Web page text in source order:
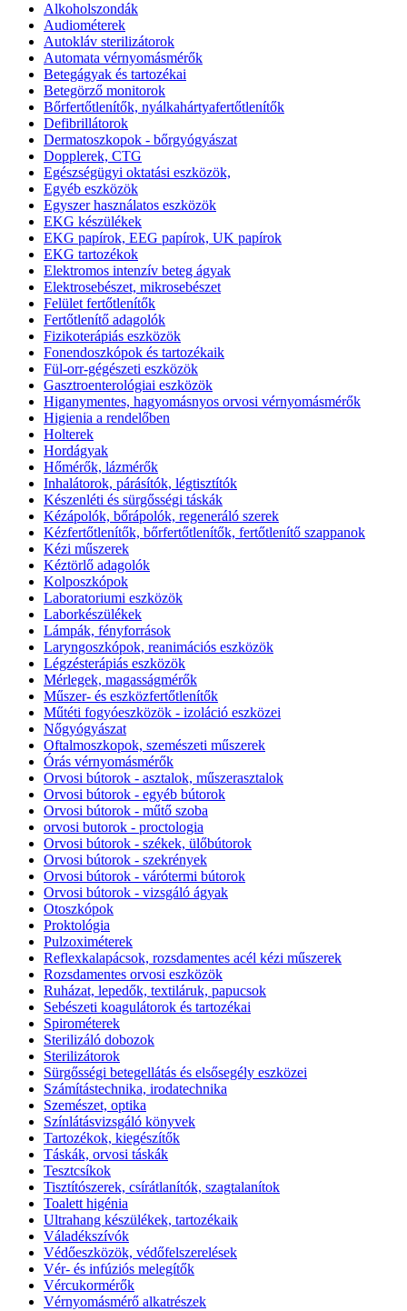
Alkoholszondák
Audiométerek
Autokláv sterilizátorok
Automata vérnyomásmérők
Betegágyak és tartozékai
Betegörző monitorok
Bőrfertőtlenítők, nyálkahártyafertőtlenítők
Defibrillátorok
Dermatoszkopok - bőrgyógyászat
Dopplerek, CTG
Egészségügyi oktatási eszközök,
Egyéb eszközök
Egyszer használatos eszközök
EKG készülékek
EKG papírok, EEG papírok, UK papírok
EKG tartozékok
Elektromos intenzív beteg ágyak
Elektrosebészet, mikrosebészet
Felület fertőtlenítők
Fertőtlenítő adagolók
Fizikoterápiás eszközök
Fonendoszkópok és tartozékaik
Fül-orr-gégészeti eszközök
Gasztroenterológiai eszközök
Higanymentes, hagyomásnyos orvosi vérnyomásmérők
Higienia a rendelőben
Holterek
Hordágyak
Hőmérők, lázmérők
Inhalátorok, párásítók, légtisztítók
Készenléti és sürgősségi táskák
Kézápolók, bőrápolók, regeneráló szerek
Kézfertőtlenítők, bőrfertőtlenítők, fertőtlenítő szappanok
Kézi műszerek
Kéztörlő adagolók
Kolposzkópok
Laboratoriumi eszközök
Laborkészülékek
Lámpák, fényforrások
Laryngoszkópok, reanimációs eszközök
Légzésterápiás eszközök
Mérlegek, magasságmérők
Műszer- és eszközfertőtlenítők
Műtéti fogyóeszközök - izoláció eszközei
Nőgyógyászat
Oftalmoszkopok, szemészeti műszerek
Órás vérnyomásmérők
Orvosi bútorok - asztalok, műszerasztalok
Orvosi bútorok - egyéb bútorok
Orvosi bútorok - műtő szoba
orvosi butorok - proctologia
Orvosi bútorok - székek, ülőbútorok
Orvosi bútorok - szekrények
Orvosi bútorok - várótermi bútorok
Orvosi bútorok - vizsgáló ágyak
Otoszkópok
Proktológia
Pulzoximéterek
Reflexkalapácsok, rozsdamentes acél kézi műszerek
Rozsdamentes orvosi eszközök
Ruházat, lepedők, textiláruk, papucsok
Sebészeti koagulátorok és tartozékai
Spirométerek
Sterilizáló dobozok
Sterilizátorok
Sürgősségi betegellátás és elsősegély eszközei
Számítástechnika, irodatechnika
Szemészet, optika
Színlátásvizsgáló könyvek
Tartozékok, kiegészítők
Táskák, orvosi táskák
Tesztcsíkok
Tisztítószerek, csírátlanítók, szagtalanítok
Toalett higénia
Ultrahang készülékek, tartozékaik
Váladékszívók
Védőeszközök, védőfelszerelések
Vér- és infúziós melegítők
Vércukormérők
Vérnyomásmérő alkatrészek